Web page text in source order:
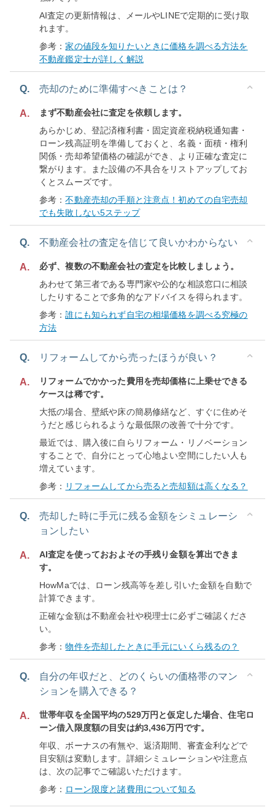
AI査定の更新情報は、メールやLINEで定期的に受け取
れます。
参考：家の値段を知りたいときに価格を調べる方法を
不動産鑑定士が詳しく解説
Q. 売却のために準備すべきことは？
A.
まず不動産会社に査定を依頼します。
あらかじめ、登記済権利書・固定資産税納税通知書・
ローン残高証明を準備しておくと、名義・面積・権利
関係・売却希望価格の確認ができ、より正確な査定に
繋がります。また設備の不具合をリストアップしてお
くとスムーズです。
参考：不動産売却の手順と注意点！初めての自宅売却
でも失敗しない5ステップ
Q. 不動産会社の査定を信じて良いかわからない
A.
必ず、複数の不動産会社の査定を比較しましょう。
あわせて第三者である専門家や公的な相談窓口に相談
したりすることで多角的なアドバイスを得られます。
参考：誰にも知られず自宅の相場価格を調べる究極の
方法
Q. リフォームしてから売ったほうが良い？
A.
リフォームでかかった費用を売却価格に上乗せできる
ケースは稀です。
大抵の場合、壁紙や床の簡易修繕など、すぐに住めそ
うだと感じられるような最低限の改善で十分です。
最近では、購入後に自らリフォーム・リノベーション
することで、自分にとって心地よい空間にしたい人も
増えています。
参考： リフォームしてから売ると売却額は高くなる？
Q.
売却した時に手元に残る金額をシミュレーシ
ョンしたい
A.
AI査定を使っておおよその手残り金額を算出できま
す。
HowMaでは、ローン残高等を差し引いた金額を自動で
計算できます。
正確な金額は不動産会社や税理士に必ずご確認くださ
い。
参考：物件を売却したときに手元にいくら残るの？
Q.
自分の年収だと、どのくらいの価格帯のマン
ションを購入できる？
A.
世帯年収を全国平均の529万円と仮定した場合、住宅ロ
ーン借入限度額の目安は約3,436万円です。
年収、ボーナスの有無や、返済期間、審査金利などで
目安額は変動します。詳細シミュレーションや注意点
は、次の記事でご確認いただけます。
参考： ローン限度と諸費用について知る